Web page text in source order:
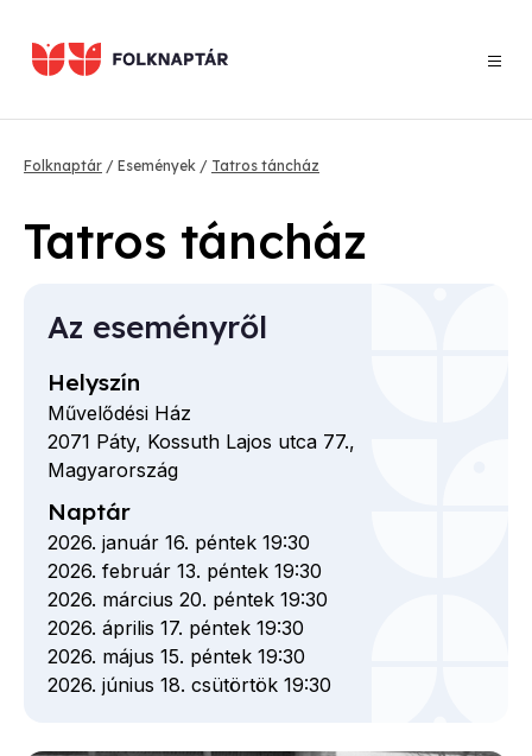
tartalomra
Morzsa
Folknaptár Események Tatros táncház
Tatros táncház
Az eseményről
Helyszín
Művelődési Ház
2071 Páty, Kossuth Lajos utca 77.,
Magyarország
Naptár
2026. január 16. péntek 19:30
2026. február 13. péntek 19:30
2026. március 20. péntek 19:30
2026. április 17. péntek 19:30
2026. május 15. péntek 19:30
2026. június 18. csütörtök 19:30